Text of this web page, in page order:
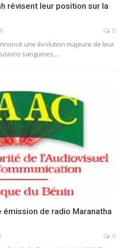
révisent leur position sur la
0
une évolution majeure de leur
sanguines,…
émission de radio Maranatha
0